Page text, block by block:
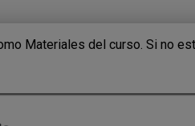
Materiales del curso. Si no